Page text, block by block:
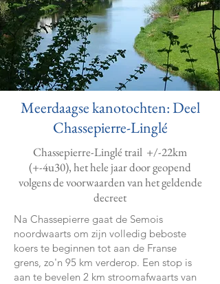
Meerdaagse kanotochten: Deel
Chassepierre-Linglé
Chassepierre-Linglé trail +/-22km
(+-4u30), het hele jaar door geopend
volgens de voorwaarden van het geldende
decreet
Na Chassepierre gaat de Semois
noordwaarts om zijn volledig beboste
koers te beginnen tot aan de Franse
grens, zo'n 95 km verderop. Een stop is
aan te bevelen 2 km stroomafwaarts van